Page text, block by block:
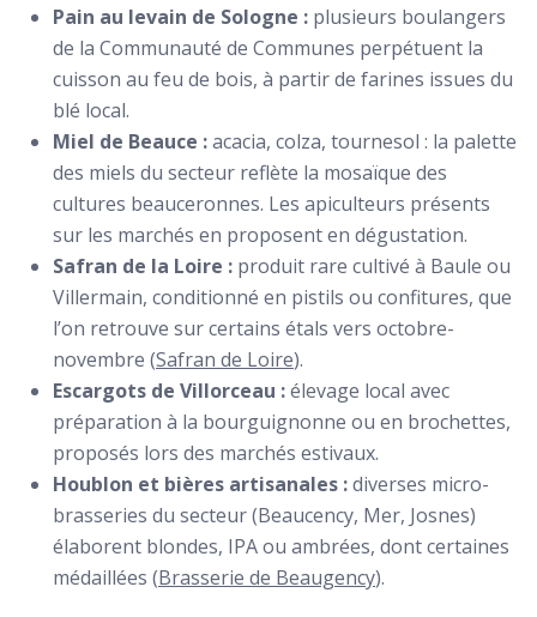
Pain au levain de Sologne : plusieurs boulangers
de la Communauté de Communes perpétuent la
cuisson au feu de bois, à partir de farines issues du
blé local.
Miel de Beauce :acacia, colza, tournesol : la palette
des miels du secteur reflète la mosaïque des
cultures beauceronnes. Les apiculteurs présents
sur les marchés en proposent en dégustation.
Safran de la Loire : produit rare cultivé à Baule ou
Villermain, conditionné en pistils ou confitures, que
l’on retrouve sur certains étals vers octobre-
novembre (Safran de Loire).
Escargots de Villorceau :élevage local avec
préparation à la bourguignonne ou en brochettes,
proposés lors des marchés estivaux.
Houblon et bières artisanales :diverses micro-
brasseries du secteur (Beaucency, Mer, Josnes)
élaborent blondes, IPA ou ambrées, dont certaines
médaillées (Brasserie de Beaugency).